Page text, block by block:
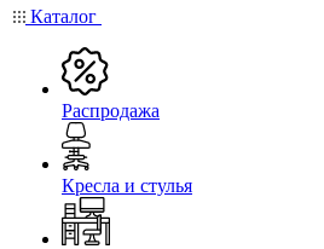
Каталог
Распродажа
Кресла и стулья